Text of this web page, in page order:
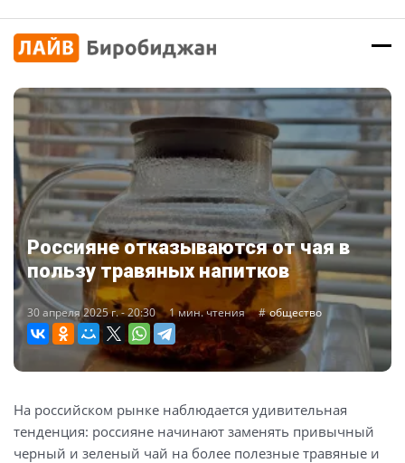
Россияне отказываются от чая в
пользу травяных напитков
30 апреля 2025 г. - 20:30 1 мин. чтения общество
На российском рынке наблюдается удивительная
тенденция: россияне начинают заменять привычный
черный и зеленый чай на более полезные травяные и